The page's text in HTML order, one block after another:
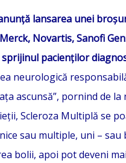
lansarea unei
Novartis, Sanofi
pacienților
neurologică
ascunsă”, pornind
Scleroza Multiplă se
sau multiple, uni –
bolii, apoi pot deveni